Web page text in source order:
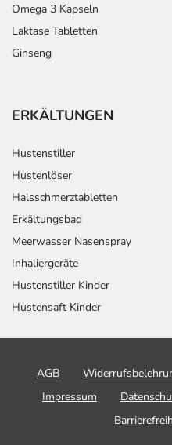
Omega 3 Kapseln
Laktase Tabletten
Ginseng
ERKÄLTUNGEN
Hustenstiller
Hustenlöser
Halsschmerztabletten
Erkältungsbad
Meerwasser Nasenspray
Inhaliergeräte
Hustenstiller Kinder
Hustensaft Kinder
AGB
Impressum